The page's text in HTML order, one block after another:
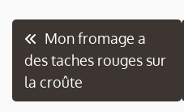
Navigation
de
l’article
Mon fromage a
des taches rouges sur
la croûte